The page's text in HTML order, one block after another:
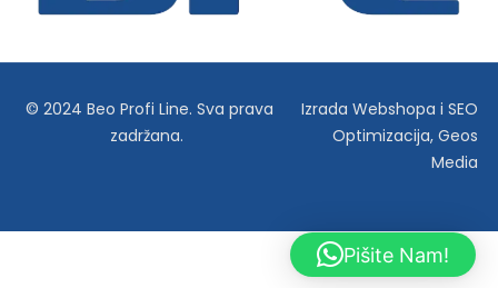
© 2024 Beo Profi Line. Sva prava
zadržana.
Izrada Webshopa iSEO
Optimizacija,Geos
Media
Pišite Nam!